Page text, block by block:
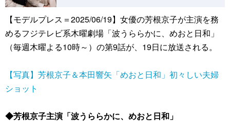
【モデルプレス＝2025/06/19】女優の芳根京子が主演を務
めるフジテレビ系木曜劇場「波うららかに、めおと日和」
（毎週木曜よる10時～）の第9話が、19日に放送される。
【写真】芳根京子＆本田響矢「めおと日和」初々しい夫婦
ショット
◆芳根京子主演「波うららかに、めおと日和」